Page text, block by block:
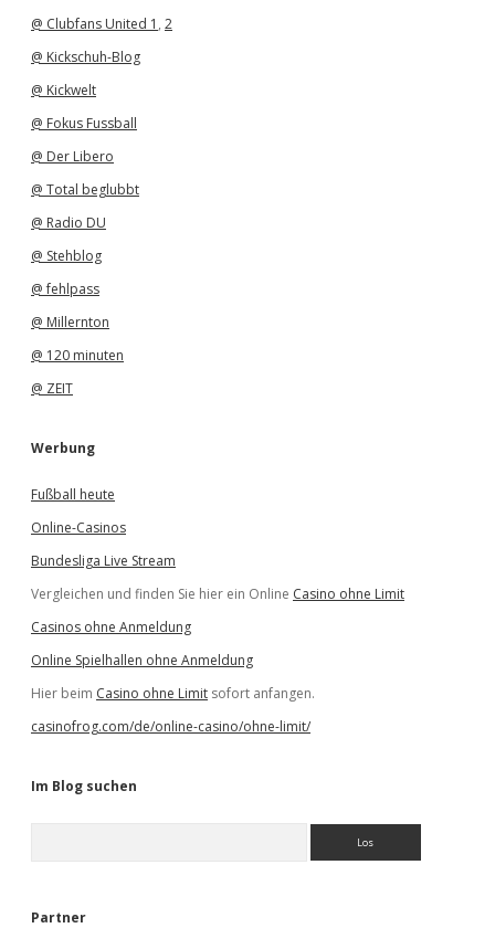
@ Clubfans United 1 , 2
@ Kickschuh-Blog
@ Kickwelt
@ Fokus Fussball
@ Der Libero
@ Total beglubbt
@ Radio DU
@ Stehblog
@ fehlpass
@ Millernton
@ 120 minuten
@ ZEIT
Werbung
Fußball heute
Online-Casinos
Bundesliga Live Stream
Vergleichen und finden Sie hier ein Online Casino ohne Limit
Casinos ohne Anmeldung
Online Spielhallen ohne Anmeldung
Hier beim Casino ohne Limit sofort anfangen.
casinofrog.com/de/online-casino/ohne-limit/
Im Blog suchen
e
Partner